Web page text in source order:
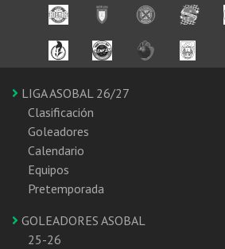
LIGA ASOBAL 26/27
Clasificación
Goleadores
Calendario
Equipos
Pretemporada
GOLEADORES ASOBAL
25-26